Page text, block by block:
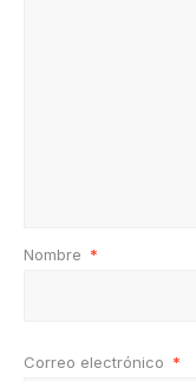
Nombre *
Correo electrónico *